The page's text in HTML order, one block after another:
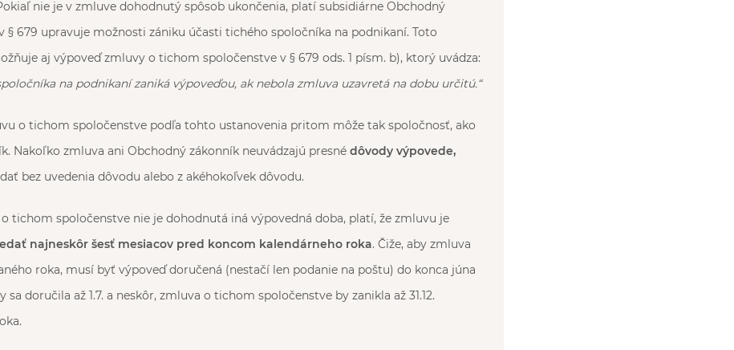
nie je v zmluve dohodnutý spôsob ukončenia, platí subsidiárne Obchodný
§ 679 upravuje možnosti zániku účasti tichého spoločníka na podnikaní. Toto
aj výpoveď zmluvy o tichom spoločenstve v § 679 ods. 1 písm. b), ktorý uvádza:
na podnikaní zaniká výpoveďou, ak nebola zmluva uzavretá na dobu určitú.“
o tichom spoločenstve podľa tohto ustanovenia pritom môže tak spoločnosť, ako
Nakoľko zmluva ani Obchodný zákonník neuvádzajú presné dôvody výpovede,
bez uvedenia dôvodu alebo z akéhokoľvek dôvodu.
tichom spoločenstve nie je dohodnutá iná výpovedná doba, platí, že zmluvu je
najneskôr šesť mesiacov pred koncom kalendárneho roka. Čiže, aby zmluva
roka, musí byť výpoveď doručená (nestačí len podanie na poštu) do konca júna
sa doručila až 1.7. a neskôr, zmluva o tichom spoločenstve by zanikla až 31.12.